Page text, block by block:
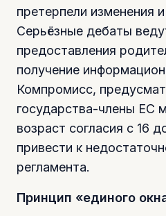
претерпели изменения
Серьёзные дебаты
предоставления
получение
Компромисс,
государства-члены ЕС
возраст согласия с 16
привести к
регламента.
Принцип «единого